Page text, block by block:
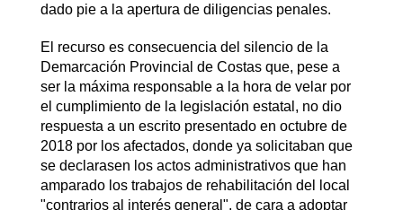
dado pie a la apertura de diligencias penales.
El recurso es consecuencia del silencio de la
Demarcación Provincial de Costas que, pese a
ser la máxima responsable a la hora de velar por
el cumplimiento de la legislación estatal, no dio
respuesta a un escrito presentado en octubre de
2018 por los afectados, donde ya solicitaban que
se declarasen los actos administrativos que han
amparado los trabajos de rehabilitación del local
"contrarios al interés general", de cara a adoptar